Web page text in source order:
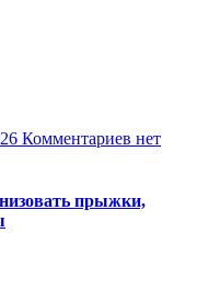
Комментариев нет
прыжки,